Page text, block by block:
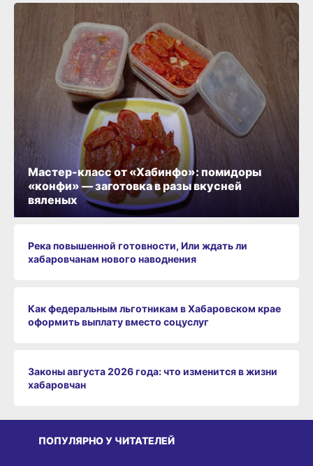
Река повышенной готовности, Или ждать ли
хабаровчанам нового наводнения
Как федеральным льготникам в Хабаровском крае
оформить выплату вместо соцуслуг
Законы августа 2026 года: что изменится в жизни
хабаровчан
Мастер-класс от «Хабинфо»: помидоры
«конфи» — заготовка в разы вкусней
вяленых
ПОПУЛЯРНО У ЧИТАТЕЛЕЙ